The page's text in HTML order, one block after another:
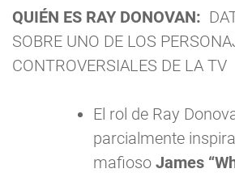
QUIÉN ES RAY DONOVAN:
SOBRE UNO DE LOS
CONTROVERSIALES DE LA TV
El rol de Ray
parcialmente
mafioso James